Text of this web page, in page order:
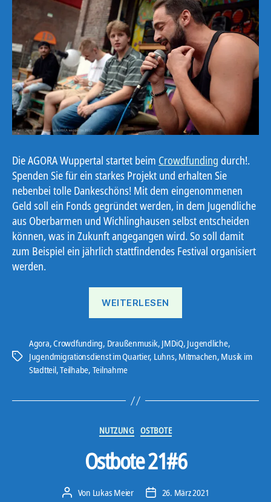
Die AGORA Wuppertal startet beim Crowdfunding durch!.
Spenden Sie für ein starkes Projekt und erhalten Sie
nebenbei tolle Dankeschöns! Mit dem eingenommenen
Geld soll ein Fonds gegründet werden, in dem Jugendliche
aus Oberbarmen und Wichlinghausen selbst entscheiden
können, was in Zukunft angegangen wird. So soll damit
zum Beispiel ein jährlich stattfindendes Festival organisiert
werden.
WEITERLESEN
Schlagwörter
Agora,Crowdfunding, Draußenmusik, JMDiQ, Jugendliche,
Jugendmigrationsdienst im Quartier, Luhns, Mitmachen, Musik im
Stadtteil,Teilhabe, Teilnahme
Kategorien
NUTZUNG OSTBOTE
Ostbote 21#6
Beitragsautor
Von Lukas Meier Veröffentlichungsdatum
26. März 2021